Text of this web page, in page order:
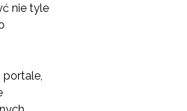
nie tyle
portale,